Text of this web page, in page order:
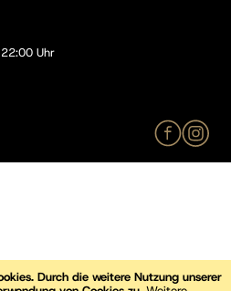
Durch die weitere Nutzung unserer
Uhr